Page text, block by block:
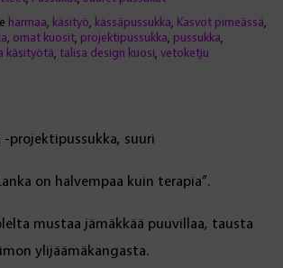
harmaa käsityö kässäpussukka Kasvot pimeässä
omat kuosit, projektipussukka pussukka
käsityötä talisa design kuosi vetoketju
-projektipussukka, suuri
on halvempaa kuin terapia”.
mustaa jämäkkää puuvillaa, tausta
ylijäämäkangasta.